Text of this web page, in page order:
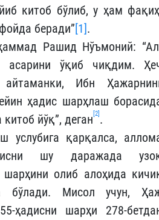
китоб бўлиб, у ҳам
беради”[1].
Рашид Нўъмоний:
асарини ўқиб чиқдим.
Ибн
ҳадис шарҳлаш
йўқ”, деган[2] .
услубига қарқалса,
шу даражада
шарҳини олиб алоҳида
бўлади. Мисол учун,
ҳадисни шарҳи 278-